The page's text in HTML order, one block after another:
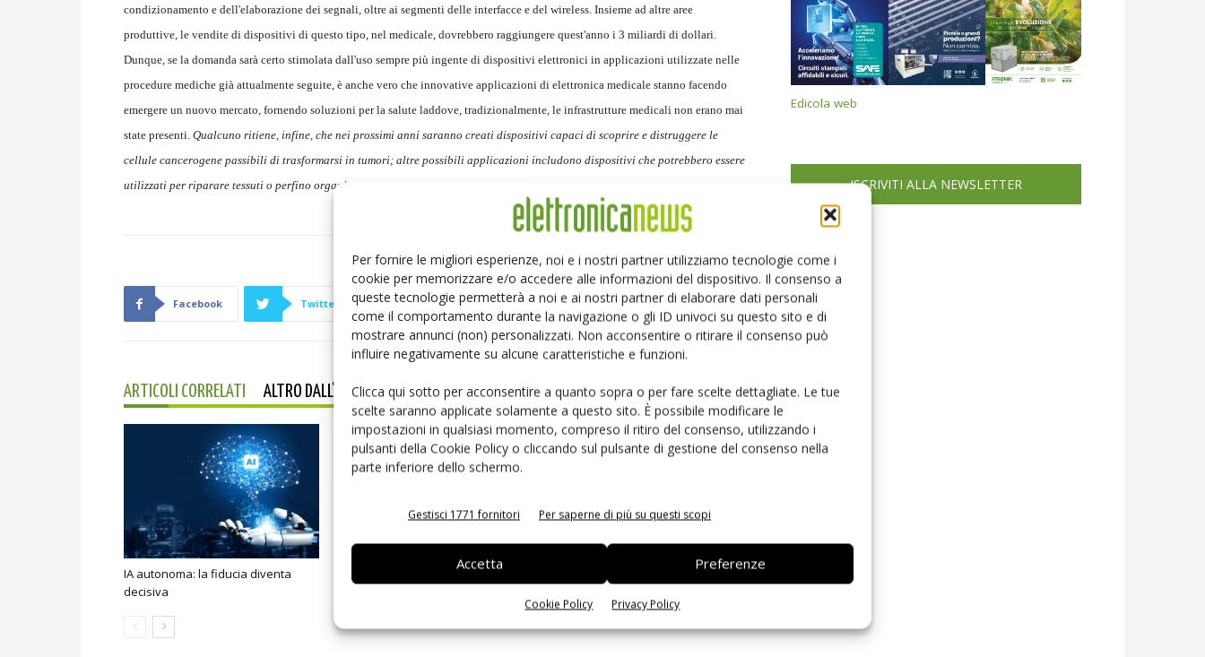
Per fornire le migliori esperienze, noi e i nostri partner utilizziamo tecnologie come i
cookie per memorizzare e/o accedere alle informazioni del dispositivo. Il consenso a
queste tecnologie permetterà a noi e ai nostri partner di elaborare dati personali
come il comportamento durante la navigazione o gli ID univoci su questo sito e di
mostrare annunci (non) personalizzati. Non acconsentire o ritirare il consenso può
influire negativamente su alcune caratteristiche e funzioni.
Clicca qui sotto per acconsentire a quanto sopra o per fare scelte dettagliate. Le tue
scelte saranno applicate solamente a questo sito. È possibile modificare le
impostazioni in qualsiasi momento, compreso il ritiro del consenso, utilizzando i
pulsanti della Cookie Policy o cliccando sul pulsante di gestione del consenso nella
parte inferiore dello schermo.
Gestisci 1771 fornitori Per saperne di più su questi scopi
Accetta Preferenze
Cookie Policy Privacy Policy
condizionamento e dell'elaborazione dei segnali, oltre ai segmenti delle interfacce e del wireless. Insieme ad altre aree
produttive, le vendite di dispositivi di questo tipo, nel medicale, dovrebbero raggiungere quest'anno i 3 miliardi di dollari.
Dunque, se la domanda sarà certo stimolata dall'uso sempre più ingente di dispositivi elettronici in applicazioni utilizzate nelle
procedure mediche già attualmente seguite, è anche vero che innovative applicazioni di elettronica medicale stanno facendo
emergere un nuovo mercato, fornendo soluzioni per la salute laddove, tradizionalmente, le infrastrutture medicali non erano mai
state presenti. Qualcuno ritiene, infine, che nei prossimi anni saranno creati dispositivi capaci di scoprire e distruggere le
cellule cancerogene passibili di trasformarsi in tumori; altre possibili applicazioni includono dispositivi che potrebbero essere
utilizzati per riparare tessuti o perfino organi.
Facebook Twitter Linkedin Pinterest Email
ARTICOLI CORRELATI ALTRO DALL'AUTORE
IA autonoma: la fiducia diventa
decisiva
Smart home: la sfida passa da
Siemens e NVIDIA insieme sull’IA
Edicola web
ISCRIVITI ALLA NEWSLETTER